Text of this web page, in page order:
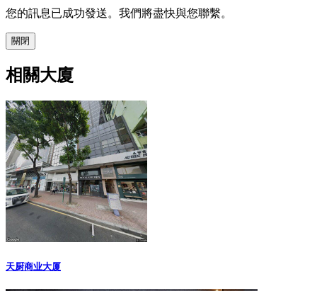
您的訊息已成功發送。我們將盡快與您聯繫。
關閉
相關大廈
天厨商业大厦